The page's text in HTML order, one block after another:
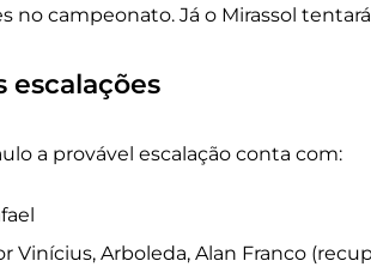
no campeonato. Já o Mirassol
escalações
a provável escalação conta com:
Vinícius, Arboleda, Alan Franco